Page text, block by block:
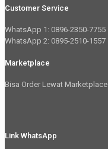
Customer Service
WhatsApp 1: 0896-2350-7755
WhatsApp 2: 0895-2510-1557
Marketplace
Bisa Order Lewat Marketplace
Link WhatsApp